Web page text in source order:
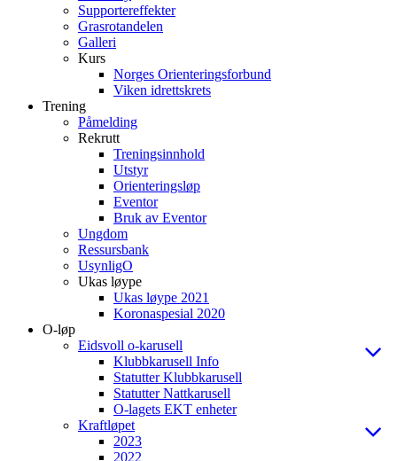
Supportereffekter
Grasrotandelen
Galleri
Kurs
Norges Orienteringsforbund
Viken idrettskrets
Trening
Påmelding
Rekrutt
Treningsinnhold
Utstyr
Orienteringsløp
Eventor
Bruk av Eventor
Ungdom
Ressursbank
UsynligO
Ukas løype
Ukas løype 2021
Koronaspesial 2020
O-løp
Eidsvoll o-karusell
Klubbkarusell Info
Statutter Klubbkarusell
Statutter Nattkarusell
O-lagets EKT enheter
Kraftløpet
2023
2022